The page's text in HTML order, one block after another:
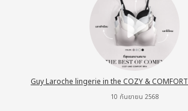
Guy Laroche lingerie in the COZY &
10 กันยายน 2568